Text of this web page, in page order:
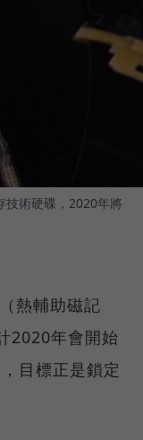
技術硬碟，2020年將
熱輔助磁記
2020年會開始
目標正是鎖定